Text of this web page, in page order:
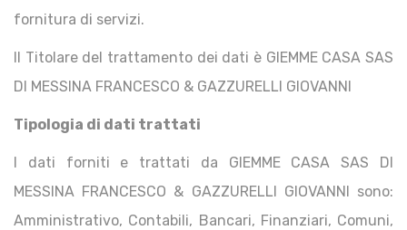
fornitura di servizi.
Il Titolare del trattamento dei dati è GIEMME CASA SAS
DI MESSINA FRANCESCO & GAZZURELLI GIOVANNI
Tipologia di dati trattati
I dati forniti e trattati da GIEMME CASA SAS DI
MESSINA FRANCESCO & GAZZURELLI GIOVANNI sono:
Amministrativo, Contabili, Bancari, Finanziari, Comuni,